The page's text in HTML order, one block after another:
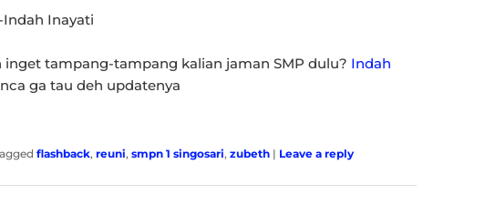
inget tampang-tampang kalian jaman SMP dulu? Indah
ga tau deh updatenya
flashback, reuni, smpn 1 singosari, zubeth | Leave a reply